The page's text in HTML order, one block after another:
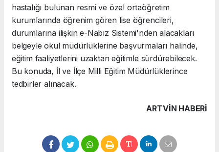
hastalığı bulunan resmi ve özel ortaöğretim
kurumlarında öğrenim gören lise öğrencileri,
durumlarına ilişkin e-Nabız Sistemi'nden alacakları
belgeyle okul müdürlüklerine başvurmaları halinde,
eğitim faaliyetlerini uzaktan eğitimle sürdürebilecek.
Bu konuda, İl ve İlçe Milli Eğitim Müdürlüklerince
tedbirler alınacak.
ARTVIN HABERİ